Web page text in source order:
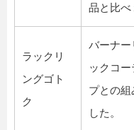
品と比べ
ラックリ
ングゴト
ク
バーナー
ックコ
プとの
した。